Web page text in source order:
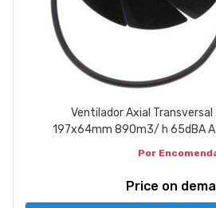
Ventilador Axial
197x64mm 890m3/ h 65dBA
Por
Price on